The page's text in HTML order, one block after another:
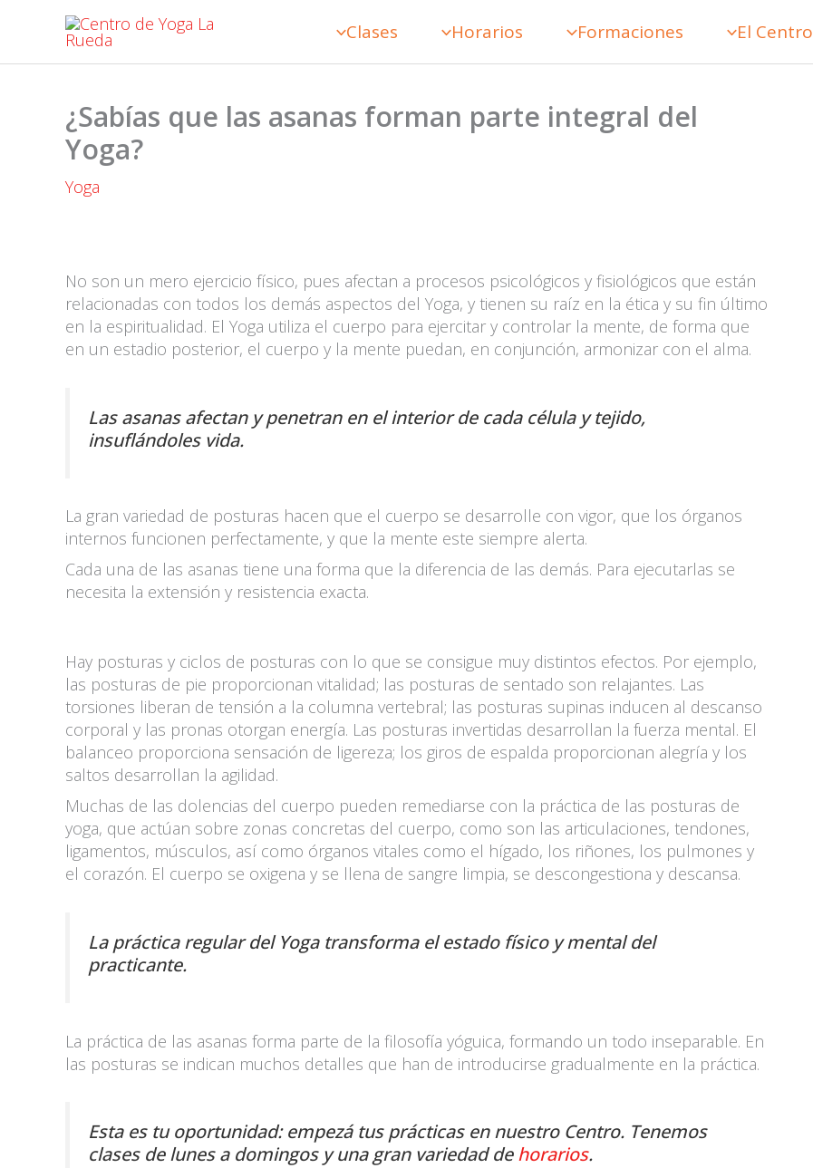
Clases Horarios Formaciones El Centro
¿Sabías que las asanas forman parte integral del
Yoga?
Yoga
No son un mero ejercicio físico, pues afectan a procesos psicológicos y fisiológicos que están
relacionadas con todos los demás aspectos del Yoga, y tienen su raíz en la ética y su fin último
en la espiritualidad. El Yoga utiliza el cuerpo para ejercitar y controlar la mente, de forma que
en un estadio posterior, el cuerpo y la mente puedan, en conjunción, armonizar con el alma.
Las asanas afectan y penetran en el interior de cada célula y tejido,
insuflándoles vida.
La gran variedad de posturas hacen que el cuerpo se desarrolle con vigor, que los órganos
internos funcionen perfectamente, y que la mente este siempre alerta.
Cada una de las asanas tiene una forma que la diferencia de las demás. Para ejecutarlas se
necesita la extensión y resistencia exacta.
Hay posturas y ciclos de posturas con lo que se consigue muy distintos efectos. Por ejemplo,
las posturas de pie proporcionan vitalidad; las posturas de sentado son relajantes. Las
torsiones liberan de tensión a la columna vertebral; las posturas supinas inducen al descanso
corporal y las pronas otorgan energía. Las posturas invertidas desarrollan la fuerza mental. El
balanceo proporciona sensación de ligereza; los giros de espalda proporcionan alegría y los
saltos desarrollan la agilidad.
Muchas de las dolencias del cuerpo pueden remediarse con la práctica de las posturas de
yoga, que actúan sobre zonas concretas del cuerpo, como son las articulaciones, tendones,
ligamentos, músculos, así como órganos vitales como el hígado, los riñones, los pulmones y
el corazón. El cuerpo se oxigena y se llena de sangre limpia, se descongestiona y descansa.
La práctica regular del Yoga transforma el estado físico y mental del
practicante.
La práctica de las asanas forma parte de la filosofía yóguica, formando un todo inseparable. En
las posturas se indican muchos detalles que han de introducirse gradualmente en la práctica.
Esta es tu oportunidad: empezá tus prácticas en nuestro Centro. Tenemos
clases de lunes a domingos y una gran variedad dehorarios.